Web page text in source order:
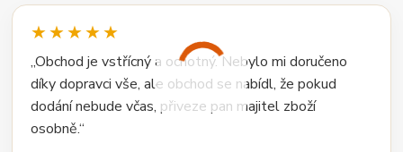
★★★★★
„Obchod je vstřícný a ochotný. Nebylo mi doručeno
díky dopravci vše, ale obchod se nabídl, že pokud
dodání nebude včas, přiveze pan majitel zboží
osobně.“